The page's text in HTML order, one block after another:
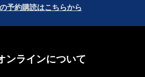
予約購読はこちらから
ンラインについて